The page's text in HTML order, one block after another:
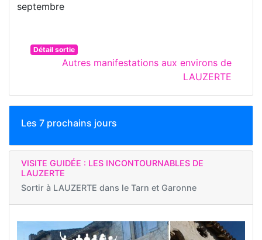
septembre
Détail sortie
Autres manifestations aux environs de
LAUZERTE
Les 7 prochains jours
VISITE GUIDÉE : LES INCONTOURNABLES DE
LAUZERTE
Sortir à LAUZERTE dans le Tarn et Garonne